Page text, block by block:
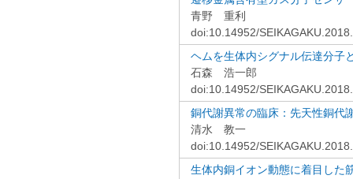
青野 重利
doi:10.14952/
ヘムを生体内シグナル伝達分子
石森 浩一郎
doi:10.14952/
銅代謝異常の臨床：先天性銅代
清水 教一
doi:10.14952/
生体内銅イオン動態に着目した